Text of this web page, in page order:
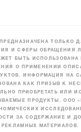
ТОЛЬКО
И СФЕРЫ ОБРАЩЕНИЯ
БЫТЬ ИСПОЛЬЗОВАНА
О ПРИМЕНЕНИИ
ИНФОРМАЦИЯ НА
КАК ПРИЗЫВ К
ПРИОБРЕТАТЬ ИЛИ
ПРОДУКТЫ. ООО
ЗА СОДЕРЖАНИЕ И
РЕКЛАМНЫХ МАТЕРИАЛОВ.